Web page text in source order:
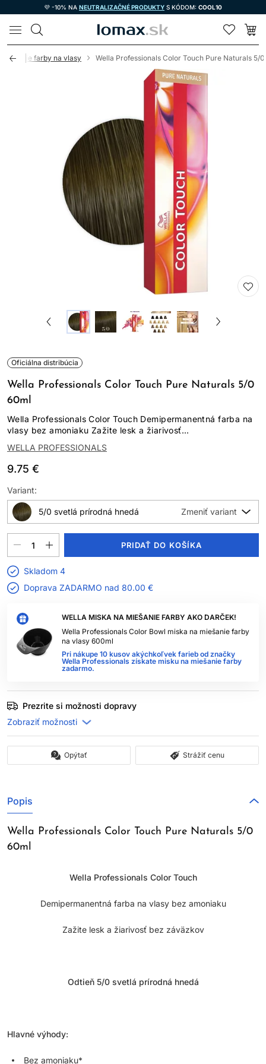
💜 -10% NA NEUTRALIZAČNÉ PRODUKTY S KÓDOM: COOL10
LOMAX
farby na vlasy Wella Professionals Color Touch Pure Naturals 5/
Oficiálna distribúcia
Wella Professionals Color Touch Pure Naturals 5/0
60ml
Wella Professionals Color Touch Demipermanentná farba na
vlasy bez amoniaku Zažite lesk a žiarivosť...
WELLA PROFESSIONALS
9.75 €
WELLA MISKA NA MIEŠANIE FARBY AKO DARČEK!
Wella Professionals Color Bowl miska na miešanie farby
na vlasy 600ml
Pri nákupe 10 kusov akýchkoľvek farieb od značky
Wella Professionals získate misku na miešanie farby
zadarmo.
Variant:
5/0 svetlá prírodná hnedá
PRIDAŤ DO KOŠÍKA
Skladom 4
Doprava ZADARMO nad 80.00 €
Prezrite si možnosti dopravy
Opýtať Strážiť cenu
Popis
Wella Professionals Color Touch Pure Naturals 5/0
60ml
Wella Professionals Color Touch
Demipermanentná farba na vlasy bez amoniaku
Zažite lesk a žiarivosť bez záväzkov
Odtieň 5/0 svetlá prírodná hnedá
Hlavné výhody:
Bez amoniaku*